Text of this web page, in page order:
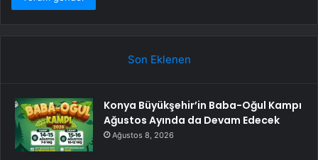
Son Eklenen
Konya Büyükşehir’in Baba-Oğul Kampı
Ağustos Ayında da Devam Edecek
Ağustos 8, 2026